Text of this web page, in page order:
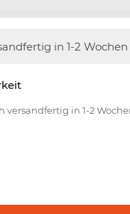
in 1-2 Wochen
versandfertig in 1-2